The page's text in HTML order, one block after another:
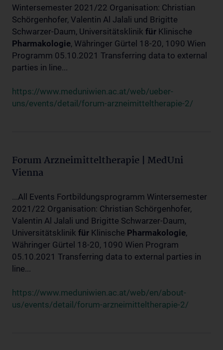
Wintersemester 2021/22 Organisation: Christian
Schörgenhofer, Valentin Al Jalali und Brigitte
Schwarzer-Daum, Universitätsklinik für Klinische
Pharmakologie, Währinger Gürtel 18-20, 1090 Wien
Programm 05.10.2021 Transferring data to external
parties in line...
https://www.meduniwien.ac.at/web/ueber-
uns/events/detail/forum-arzneimitteltherapie-2/
Forum Arzneimitteltherapie | MedUni
Vienna
...All Events Fortbildungsprogramm Wintersemester
2021/22 Organisation: Christian Schörgenhofer,
Valentin Al Jalali und Brigitte Schwarzer-Daum,
Universitätsklinik für Klinische Pharmakologie,
Währinger Gürtel 18-20, 1090 Wien Program
05.10.2021 Transferring data to external parties in
line...
https://www.meduniwien.ac.at/web/en/about-
us/events/detail/forum-arzneimitteltherapie-2/